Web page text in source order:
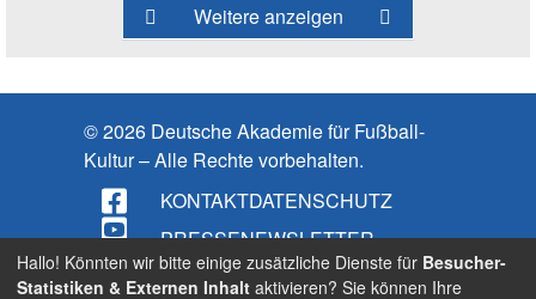
Weitere anzeigen
© 2026 Deutsche Akademie für Fußball-
Kultur – Alle Rechte vorbehalten.
KONTAKTDATENSCHUTZ
PRESSENEWSLETTER
IMPRESSUM
Hallo! Könnten wir bitte einige zusätzliche Dienste für Besucher-
Statistiken & Externen Inhalt aktivieren? Sie können Ihre